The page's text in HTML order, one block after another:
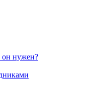
он нужен?